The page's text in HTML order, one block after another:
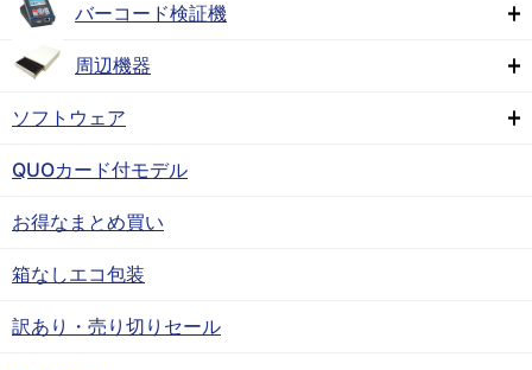
バーコード検証機
周辺機器
ソフトウェア
QUOカード付モデル
お得なまとめ買い
箱なしエコ包装
訳あり・売り切りセール